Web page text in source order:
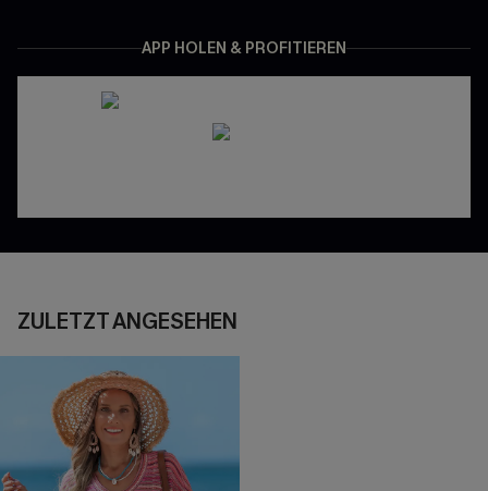
APP HOLEN & PROFITIEREN
ZULETZT ANGESEHEN